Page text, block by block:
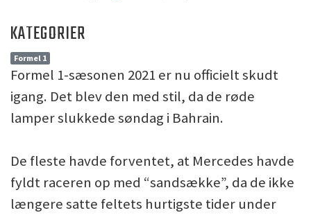
KATEGORIER
Formel 1
Formel 1-sæsonen 2021 er nu officielt skudt
igang. Det blev den med stil, da de røde
lamper slukkede søndag i Bahrain.
De fleste havde forventet, at Mercedes havde
fyldt raceren op med “sandsække”, da de ikke
længere satte feltets hurtigste tider under